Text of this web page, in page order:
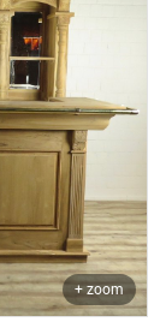
+ zoom